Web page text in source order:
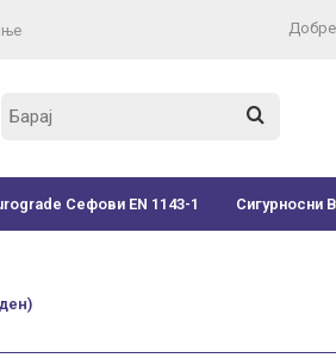
Сефови EN 1143-1 Сигурносни